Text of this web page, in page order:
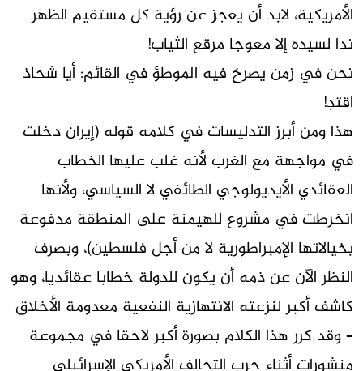
الأمريكية، لابد أن يعجز عن رؤية كل مستقيم الظهر
ندا لسيده إلا معوجا مرقع الثياب!
نحن في زمن يصرخ فيه الموطؤ في القائم: أيا شحاذ
اقتدِ!
هذا ومن أبرز التدليسات في كلامه قوله (إيران دخلت
في مواجهة مع الغرب لأنه غلب عليها الخطاب
العقائدي الأيديولوجي الطائفي لا السياسي، ولأنها
انخرطت في مشروع للهيمنة على المنطقة مدفوعة
بخيالاتها الإمبراطورية لا من أجل فلسطين)، وبصرف
النظر الآن عن ذمه أن يكون للدولة خطابا عقائديا، وهو
كاشف أكبر لنزعته الانتهازية النفعية معدومة الأخلاق
– وقد كرر هذا الكلام بصورة أكبر لاحقا في مجموعة